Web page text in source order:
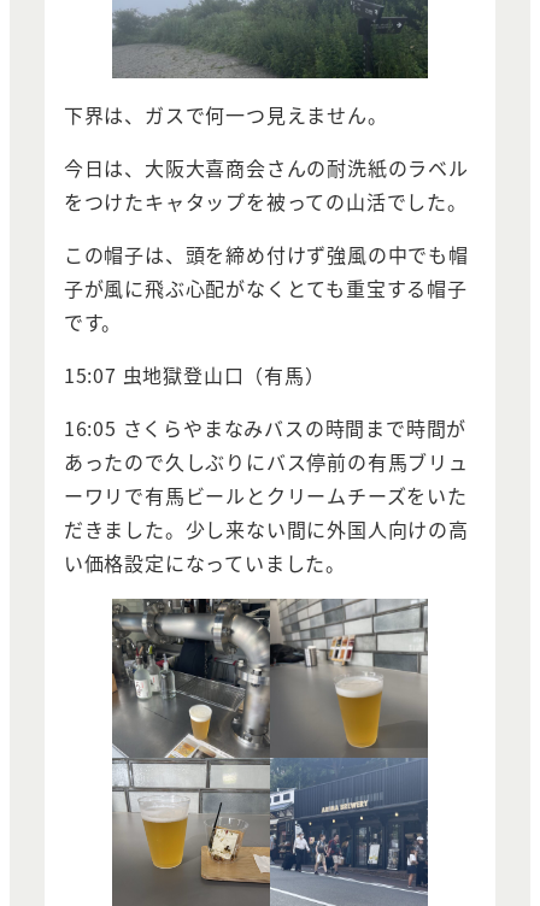
下界は、ガスで何一つ見えません。
今日は、大阪大喜商会さんの耐洗紙のラベル
をつけたキャタップを被っての山活でした。
この帽子は、頭を締め付けず強風の中でも帽
子が風に飛ぶ心配がなくとても重宝する帽子
です。
15:07 虫地獄登山口（有馬）
16:05 さくらやまなみバスの時間まで時間が
あったので久しぶりにバス停前の有馬ブリュ
ーワリで有馬ビールとクリームチーズをいた
だきました。少し来ない間に外国人向けの高
い価格設定になっていました。